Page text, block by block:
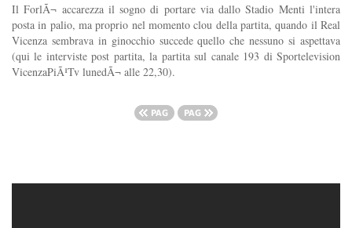
Il ForlÃ¬ accarezza il sogno di portare via dallo Stadio Menti l'intera
posta in palio, ma proprio nel momento clou della partita, quando il Real
Vicenza sembrava in ginocchio succede quello che nessuno si aspettava
(qui le interviste post partita, la partita sul canale 193 di Sportelevision
VicenzaPiÃ¹Tv lunedÃ¬ alle 22,30).